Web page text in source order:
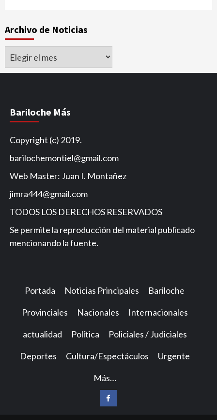
Archivo de Noticias
Archivo
de
Bariloche Más
Copyright (c) 2019.
barilochemontiel@gmail.com
Web Master: Juan I. Montañez
jimra444@gmail.com
TODOS LOS DERECHOS RESERVADOS
Se permite la reproducción del material publicado
mencionando la fuente.
Portada Noticias Principales Bariloche
Provinciales Nacionales Internacionales
actualidad Política Policiales / Judiciales
Deportes Cultura/Espectáculos Urgente
Más…
Facebook